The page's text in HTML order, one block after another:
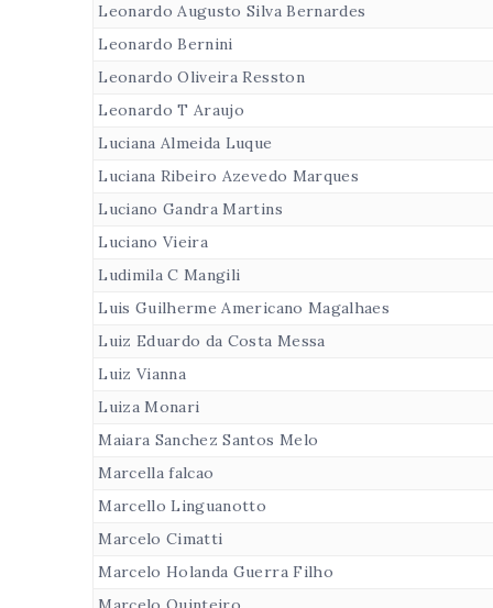
Leonardo Augusto Silva Bernardes
Leonardo Bernini
Leonardo Oliveira Resston
Leonardo T Araujo
Luciana Almeida Luque
Luciana Ribeiro Azevedo Marques
Luciano Gandra Martins
Luciano Vieira
Ludimila C Mangili
Luis Guilherme Americano Magalhaes
Luiz Eduardo da Costa Messa
Luiz Vianna
Luiza Monari
Maiara Sanchez Santos Melo
Marcella falcao
Marcello Linguanotto
Marcelo Cimatti
Marcelo Holanda Guerra Filho